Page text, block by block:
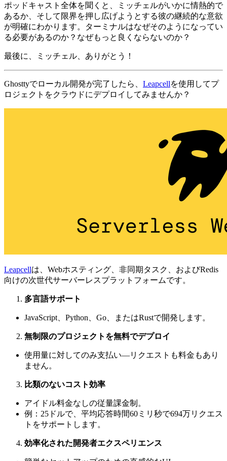
ポッドキャスト全体を聞くと、ミッチェルがいかに情熱的で
あるか、そして限界を押し広げようとする彼の継続的な意欲
が明確にわかります。ターミナルはなぜそのようになってい
る必要があるのか？なぜもっと良くならないのか？
最後に、ミッチェル、ありがとう！
Ghosttyでローカル開発が完了したら、 Leapcellを使用してプ
ロジェクトをクラウドにデプロイしてみませんか？
Leapcellは、Webホスティング、非同期タスク、およびRedis
向けの次世代サーバーレスプラットフォームです。
多言語サポート
JavaScript、Python、Go、またはRustで開発します。
無制限のプロジェクトを無料でデプロイ
使用量に対してのみ支払い—リクエストも料金もあり
ません。
比類のないコスト効率
アイドル料金なしの従量課金制。
例：25ドルで、平均応答時間60ミリ秒で694万リクエス
トをサポートします。
効率化された開発者エクスペリエンス